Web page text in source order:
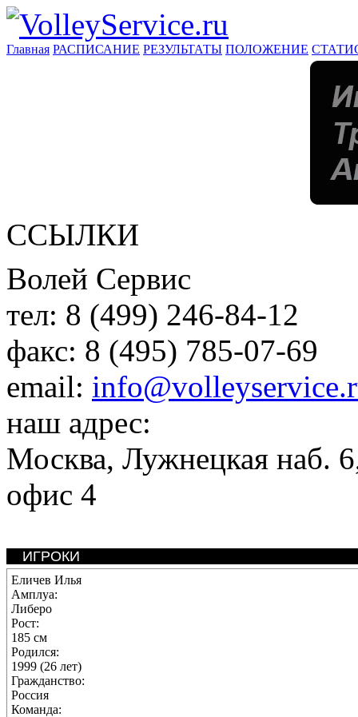
Главная РАСПИСАНИЕ РЕЗУЛЬТАТЫ ПОЛОЖЕНИЕ
ССЫЛКИ
Волей Сервис
тел: 8 (499) 246-84-12
факс: 8 (495) 785-07-69
email:
наш адрес:
Москва, Лужнецкая наб.
офис 4
ИГРОКИ
Еличев Илья
Амплуа:
Либеро
Рост:
185 см
Родился:
1999 (26 лет)
Гражданство:
Россия
Команда: